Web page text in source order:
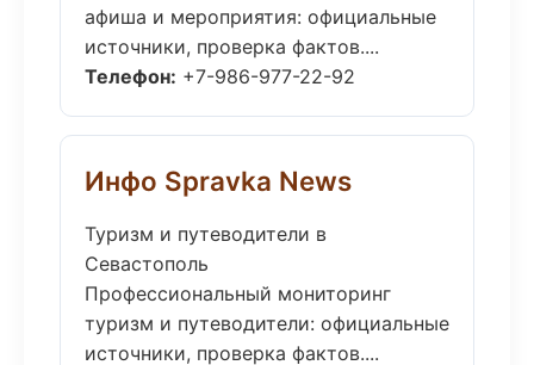
афиша и мероприятия: официальные
источники, проверка фактов....
Телефон: +7-986-977-22-92
Инфо Spravka News
Туризм и путеводители в
Севастополь
Профессиональный мониторинг
туризм и путеводители: официальные
источники, проверка фактов....